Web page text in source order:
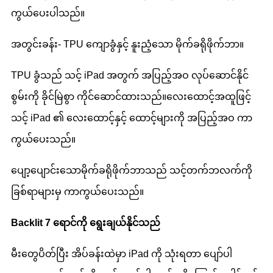
ကွယ်ပေးပါသည်။
အတွင်းခန်း- TPU ကျောခွံနှင့် နူးညံ့သော မိုက်ခရိုဖိုက်ဘာ။
TPU ခွံသည် သင့် iPad အတွက် အပြည့်အဝ လုပ်ဆောင်နိုင်
စွမ်းကို ခိုင်မြဲစွာ ကိုင်ဆောင်ထားသည်။လေးထောင့်အထူဖြင့်
သင့် iPad ၏ လေးထောင့်နှင့် ထောင့်များကို အပြည့်အဝ ကာ
ကွယ်ပေးသည်။
ပျော့ပျောင်းသောမိုက်ခရိုဖိုက်ဘာသည် သင့်တက်ဘလက်ကို
ခြစ်ရာများမှ ကာကွယ်ပေးသည်။
Backlit 7 ရောင်ကို ရွေးချယ်နိုင်သည်
မီးတွေပိတ်ပြီး အိပ်ခန်းထဲမှာ iPad ကို သုံးရတာ ပျော်ပါ